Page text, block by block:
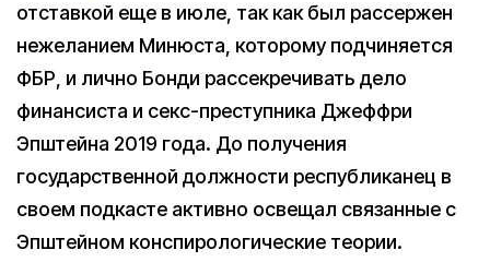
отставкой еще в июле, так как был рассержен
нежеланием Минюста, которому подчиняется
ФБР, и лично Бонди рассекречивать дело
финансиста и секс-преступника Джеффри
Эпштейна 2019 года. До получения
государственной должности республиканец в
своем подкасте активно освещал связанные с
Эпштейном конспирологические теории.